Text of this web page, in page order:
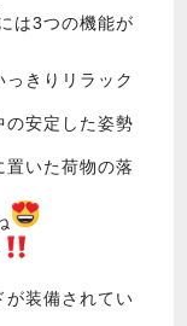
は3つの機能が
きりリラック
安定した姿勢
いた荷物の落
が装備されてい